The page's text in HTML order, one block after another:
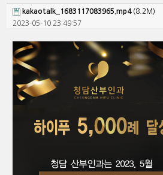
kakaotalk_1683117083965.mp4(8.2M)
2023-05-10 23:49:57
본문